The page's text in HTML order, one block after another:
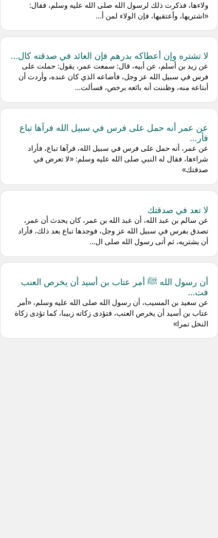
ولاءها، فذكرت ذلك لرسول الله صلى الله عليه وسلم، فقال:
«اشتريها، وأعتقيها، فإن الولاء لمن أ...
لا تشتره وإن أعطاكه بدرهم فإن العائد في صدقته كال...
عن زيد بن أسلم، عن أبيه، قال: سمعت عمر، يقول: حملت على
فرس في سبيل الله عز وجل، فأضاعه الذي كان عنده، وأردت أن
أبتاعه منه، وظننت أنه بائعه برخص، فسألت...
عن عمر أنه حمل على فرس في سبيل الله فرآها تباع
فأر...
عن عمر، أنه حمل على فرس في سبيل الله، فرآها تباع، فأراد
شراءها، فقال له النبي صلى الله عليه وسلم: «لا تعرض في
صدقتك»
لا تعد في صدقتك
عن سالم بن عبد الله، أن عبد الله بن عمر، كان يحدث أن عمر،
تصدق بفرس في سبيل الله عز وجل، فوجدها تباع بعد ذلك، فأراد
أن يشتريه، ثم أتى رسول الله صلى ال...
أن رسول الله ﷺ أمر عتاب بن أسيد أن يخرص العنب
فت...
عن سعيد بن المسيب، أن رسول الله صلى الله عليه وسلم، «أمر
عتاب بن أسيد أن يخرص العنب، فتؤدى زكاته زبيبا، كما تؤدى زكاة
النخل تمرا»